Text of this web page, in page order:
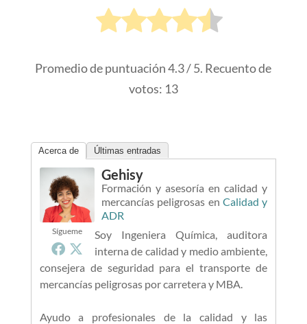
Promedio de puntuación4.3/ 5. Recuento de
votos: 13
Acerca de Últimas entradas
Sígueme
Gehisy
Formación y asesoría en calidad y
mercancías peligrosas en Calidad y
ADR
Soy Ingeniera Química, auditora
interna de calidad y medio ambiente,
consejera de seguridad para el transporte de
mercancías peligrosas por carretera y MBA.
Ayudo a profesionales de la calidad y las